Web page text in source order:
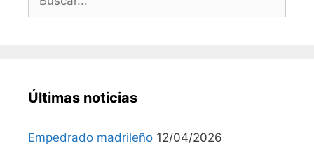
Últimas noticias
Empedrado madrileño 12/04/2026